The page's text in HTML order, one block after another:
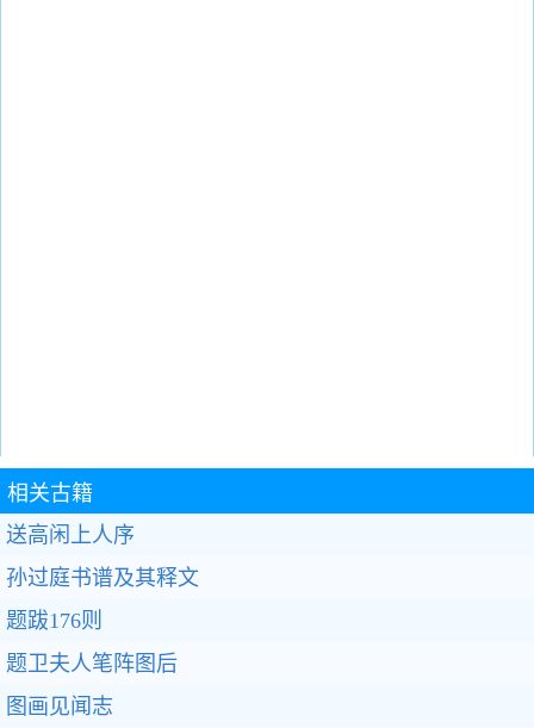
相关古籍
送高闲上人序
孙过庭书谱及其释文
题跋176则
题卫夫人笔阵图后
图画见闻志